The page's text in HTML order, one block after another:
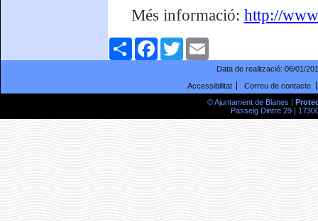
Més informació: http://
ComparteixFacebookTwitter
Data de realització: 06/01/
Accessibilitat
Correu de contacte
© Ajuntament de Blanes |
Passeig Dintre 29 |